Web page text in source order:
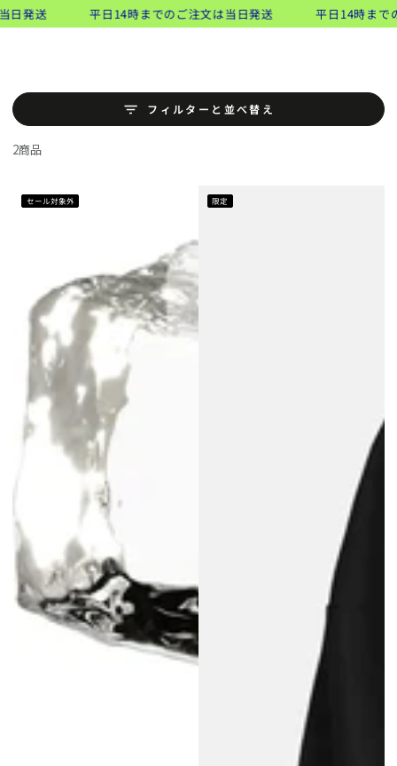
コンテンツにスキッ
プする
日発送 平日14時までのご注文は当日発送 平日14時まで
ト
フィルターと並べ替え
2商品
セール対象外 限定
類似商品